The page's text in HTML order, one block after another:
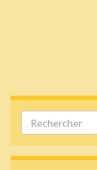
Search for: